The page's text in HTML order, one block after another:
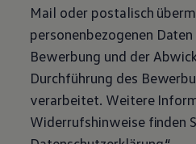
Mail oder postalisch
personenbezogenen
Bewerbung und der
Durchführung des
verarbeitet. Weitere
Widerrufshinweise finden